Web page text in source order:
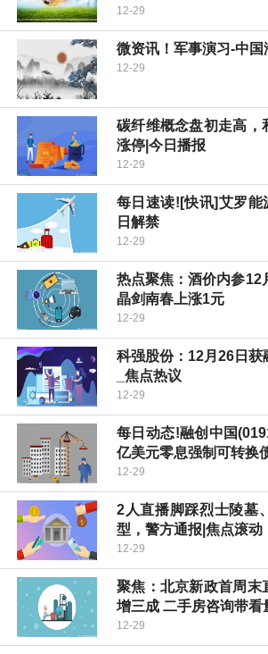
12-29
微资讯！军事演习-中国
12-29
碳纤维概念盘初走高，
涨停|今日播报
12-29
每日速读![快讯]艾罗能
日解禁
12-29
热点聚焦：酒价内参12
晶剑南春上涨1元
12-29
科强股份：12月26日获
_焦点热议
12-29
每日动态!融创中国
亿美元零息强制可转换
12-29
2人直播脚踩烈士陵墓
型，警方通报|焦点滚动
12-29
聚焦：北京新政首周末
增三成 二手房咨询带看
12-29